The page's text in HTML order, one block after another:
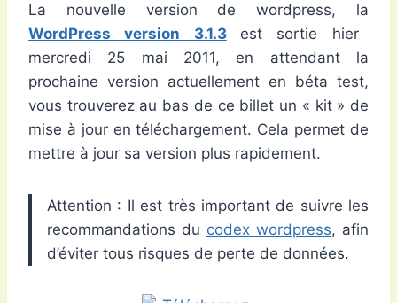
La nouvelle version de wordpress, la
WordPress version 3.1.3
est sortie hier
mercredi 25 mai 2011, en attendant la
prochaine version actuellement en béta test,
vous trouverez au bas de ce billet un « kit » de
mise à jour en téléchargement. Cela permet de
mettre à jour sa version plus rapidement.
Attention : Il est très important de suivre les
recommandations du codex wordpress, afin
d’éviter tous risques de perte de données.